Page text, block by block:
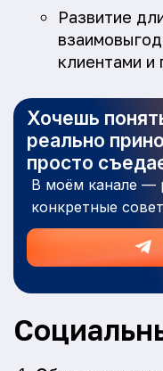
Развитие
клиентами и
Хочешь
реально
просто
В моём канале —
конкретные